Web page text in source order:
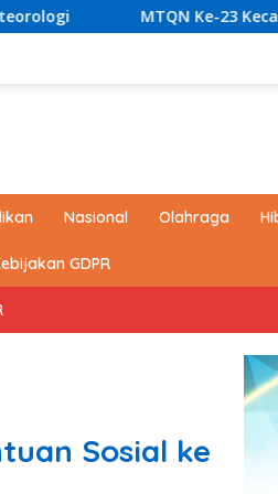
23 Kecamatan Simpang Empat:
Nasional Olahraga
GDPR
Sosial ke